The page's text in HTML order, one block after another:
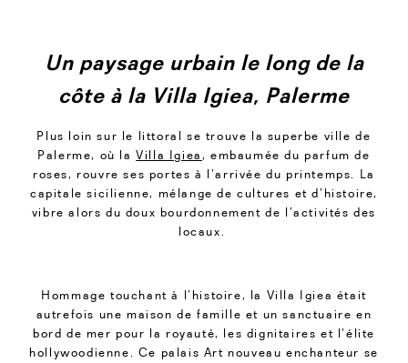
Un paysage urbain le long de la
côte à la Villa Igiea, Palerme
Plus loin sur le littoral se trouve la superbe ville de
Palerme, où laVilla Igiea, embaumée du parfum de
roses, rouvre ses portes à l’arrivée du printemps. La
capitale sicilienne, mélange de cultures et d’histoire,
vibre alors du doux bourdonnement de l’activités des
locaux.
Hommage touchant à l’histoire, la Villa Igiea était
autrefois une maison de famille et un sanctuaire en
bord de mer pour la royauté, les dignitaires et l’élite
hollywoodienne. Ce palais Art nouveau enchanteur se